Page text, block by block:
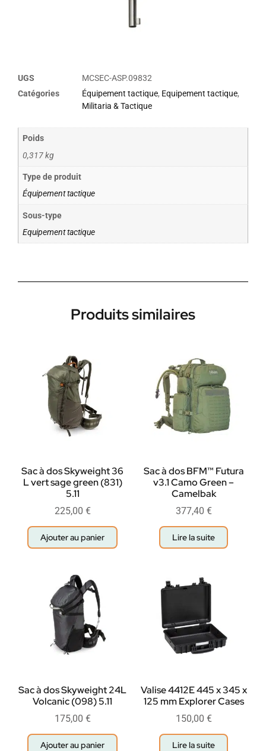
UGS
MCSEC-ASP.09832
Catégories
Équipement tactique, Equipement tactique,
Militaria & Tactique
Poids
0,317 kg
Type de produit
Équipement tactique
Sous-type
Equipement tactique
Produits similaires
Sac à dos Skyweight 36
L vert sage green (831)
5.11
225,00 €
Ajouter au panier
Sac à dos BFM™ Futura
v3.1 Camo Green –
Camelbak
377,40 €
Lire la suite
Sac à dos Skyweight 24L
Volcanic (098) 5.11
175,00 €
Ajouter au panier
Valise 4412E 445 x 345 x
125 mm Explorer Cases
150,00 €
Lire la suite